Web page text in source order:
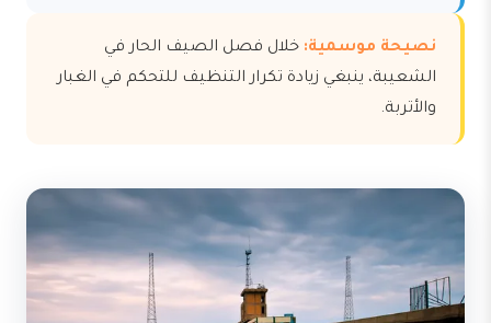
نصيحة موسمية: خلال فصل الصيف الحار في
الشعيبة، ينبغي زيادة تكرار التنظيف للتحكم في الغبار
والأتربة.